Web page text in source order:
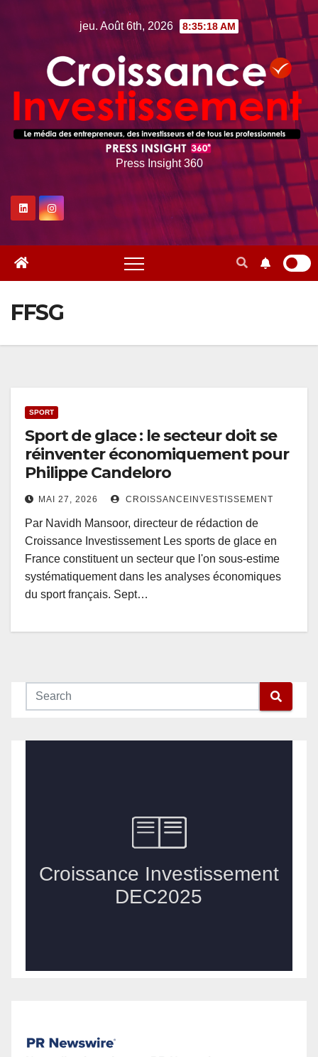
jeu. Août 6th, 2026 8:35:18 AM
Press Insight 360
FFSG
SPORT
Sport de glace : le secteur doit se
réinventer économiquement pour
Philippe Candeloro
MAI 27, 2026 CROISSANCEINVESTISSEMENT
Par Navidh Mansoor, directeur de rédaction de
Croissance Investissement Les sports de glace en
France constituent un secteur que l'on sous-estime
systématiquement dans les analyses économiques
du sport français. Sept…